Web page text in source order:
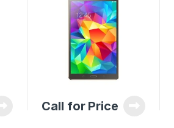
Call for Price